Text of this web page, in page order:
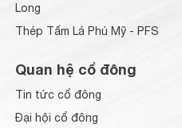
Long
Thép Tấm Lá Phú Mỹ - PFS
Quan hệ cổ đông
Tin tức cổ đông
Đại hội cổ đông